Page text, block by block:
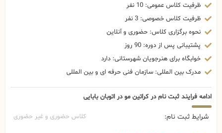
ظرفیت کلاس عمومی: 10 نفر
ظرفیت کلاس خصوصی: 3 نفر
نحوه برگزاری کلاس: حضوری و آنلاین
پشتیبانی پس از دوره: 90 روز
خوابگاه برای هنرجویان شهرستانی: دارد
مدرک بین المللی: سازمان فنی حرفه ای و بین المللی
ادامه فرایند ثبت نام در کراتین مو در اتوبان بابایی
شرایط ثبت نام: کلاس حضوری و غیر حضوری